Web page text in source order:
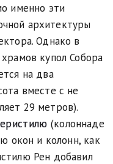
именно эти
архитектуры
Однако в
купол Собора
на два
вместе с не
29 метров).
(колоннаде
окон и колонн, как
Рен добавил